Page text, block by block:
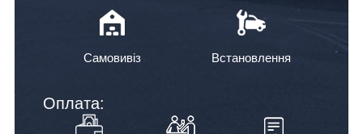
Самовивіз Встановлення
Оплата: